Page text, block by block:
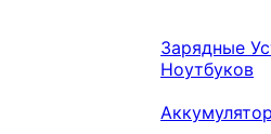
Зарядные
Ноутбуков